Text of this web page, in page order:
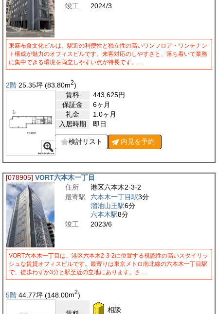
竣工 2024/3
東麻布食文化ビルは、駅近の利便性と独立性の高いワンフロア・ワンテナン
ト構成が魅力のオフィスビルです。来客対応のしやすさと、落ち着いて業務
に集中できる環境を両立しやすい点が特長です。…
2階 25.35坪 (83.80m2)
賃料
443,625円
保証金
6ヶ月
礼金
1.0ヶ月
入居時期
即日
検討リスト 内見を予約
[078905] VORT六本木一丁目
住所
港区六本木2-3-2
最寄駅
六本木一丁目駅3分
溜池山王駅6分
六本木駅8分
竣工
2023/6
VORT六本木一丁目は、港区六本木2-3-2に位置する視認性の高いスタイリッ
シュな賃貸オフィスビルです。最寄りは東京メトロ南北線の六本木一丁目駅
で、徒歩わずか3分と駅至近の立地にあります。さ…
5階 44.77坪 (148.00m2)
相談